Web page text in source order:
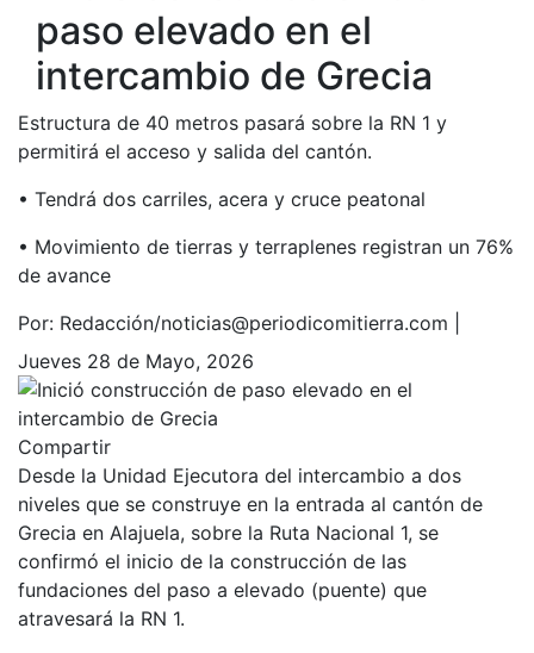
paso elevado en el
intercambio de Grecia
Estructura de 40 metros pasará sobre la RN 1 y
permitirá el acceso y salida del cantón.
• Tendrá dos carriles, acera y cruce peatonal
• Movimiento de tierras y terraplenes registran un 76%
de avance
Por: Redacción/noticias@periodicomitierra.com |
Jueves 28 de Mayo, 2026
Compartir
Desde la Unidad Ejecutora del intercambio a dos
niveles que se construye en la entrada al cantón de
Grecia en Alajuela, sobre la Ruta Nacional 1, se
confirmó el inicio de la construcción de las
fundaciones del paso a elevado (puente) que
atravesará la RN 1.